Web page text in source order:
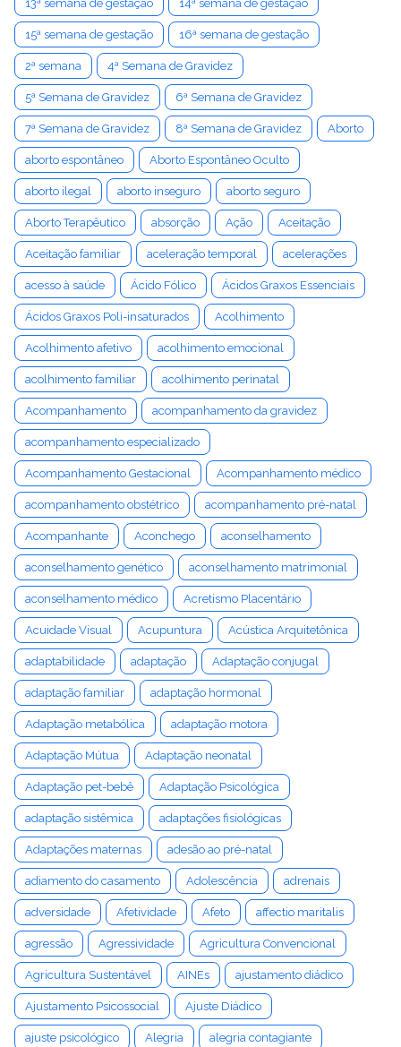
13ª semana de gestação 14ª semana de gestação
15ª semana de gestação 16ª semana de gestação
2ª semana 4ª Semana de Gravidez
5ª Semana de Gravidez 6ª Semana de Gravidez
7ª Semana de Gravidez 8ª Semana de Gravidez Aborto
aborto espontâneo Aborto Espontâneo Oculto
aborto ilegal aborto inseguro aborto seguro
Aborto Terapêutico absorção Ação Aceitação
Aceitação familiar aceleração temporal acelerações
acesso à saúde Ácido Fólico Ácidos Graxos Essenciais
Ácidos Graxos Poli-insaturados Acolhimento
Acolhimento afetivo acolhimento emocional
acolhimento familiar acolhimento perinatal
Acompanhamento acompanhamento da gravidez
acompanhamento especializado
Acompanhamento Gestacional Acompanhamento médico
acompanhamento obstétrico acompanhamento pré-natal
Acompanhante Aconchego aconselhamento
aconselhamento genético aconselhamento matrimonial
aconselhamento médico Acretismo Placentário
Acuidade Visual Acupuntura Acústica Arquitetônica
adaptabilidade adaptação Adaptação conjugal
adaptação familiar adaptação hormonal
Adaptação metabólica adaptação motora
Adaptação Mútua Adaptação neonatal
Adaptação pet-bebê Adaptação Psicológica
adaptação sistêmica adaptações fisiológicas
Adaptações maternas adesão ao pré-natal
adiamento do casamento Adolescência adrenais
adversidade Afetividade Afeto affectio maritalis
agressão Agressividade Agricultura Convencional
Agricultura Sustentável AINEs ajustamento diádico
Ajustamento Psicossocial Ajuste Diádico
ajuste psicológico Alegria alegria contagiante